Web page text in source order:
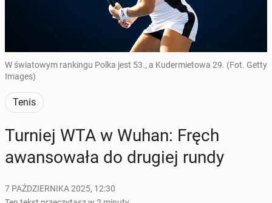
W światowym rankingu Polka jest 53., a Kudermietowa 29. (Fot. Getty
Images)
Tenis
Turniej WTA w Wuhan: Fręch
awan­so­wa­ła do drugiej rundy
7 PAŹDZIERNIKA 2025, 12:30